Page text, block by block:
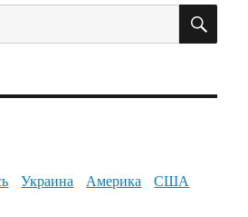
Украина Америка США